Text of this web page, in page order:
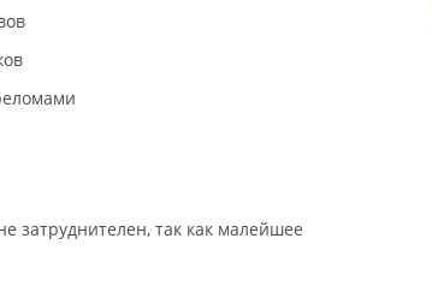
затруднителен, так как малейшее